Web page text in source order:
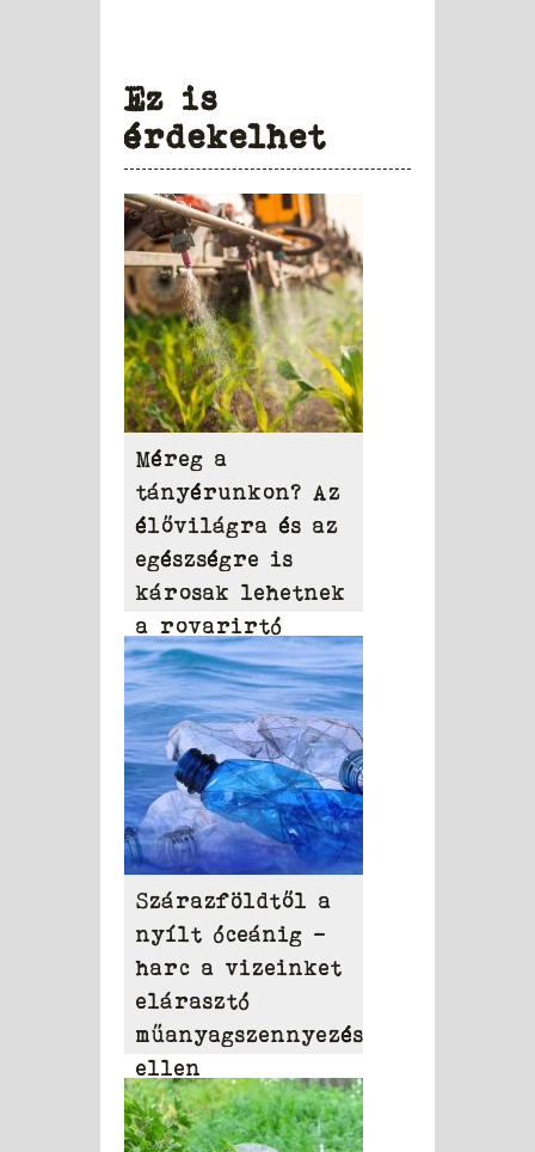
Ez is
érdekelhet
Méreg a
tányérunkon? Az
élővilágra és az
egészségre is
károsak lehetnek
a rovarirtó
szerek
Szárazföldtől a
nyílt óceánig –
harc a vizeinket
elárasztó
műanyagszennyezés
ellen